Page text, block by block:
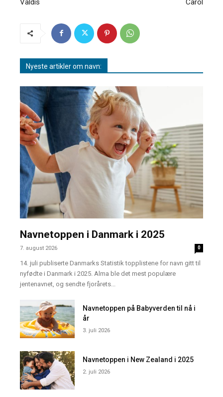
Nyeste artikler om navn:
Navnetoppen i Danmark i 2025
7. august 2026 0
14. juli publiserte Danmarks Statistik topplistene for navn gitt til
nyfødte i Danmark i 2025. Alma ble det mest populære
jentenavnet, og sendte fjorårets...
Navnetoppen på Babyverden til nå i
år
3. juli 2026
Navnetoppen i New Zealand i 2025
2. juli 2026